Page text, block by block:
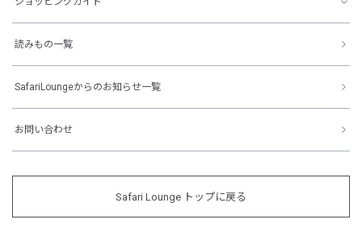
読みもの一覧
SafariLoungeからのお知らせ一覧
お問い合わせ
Safari Lounge トップに戻る